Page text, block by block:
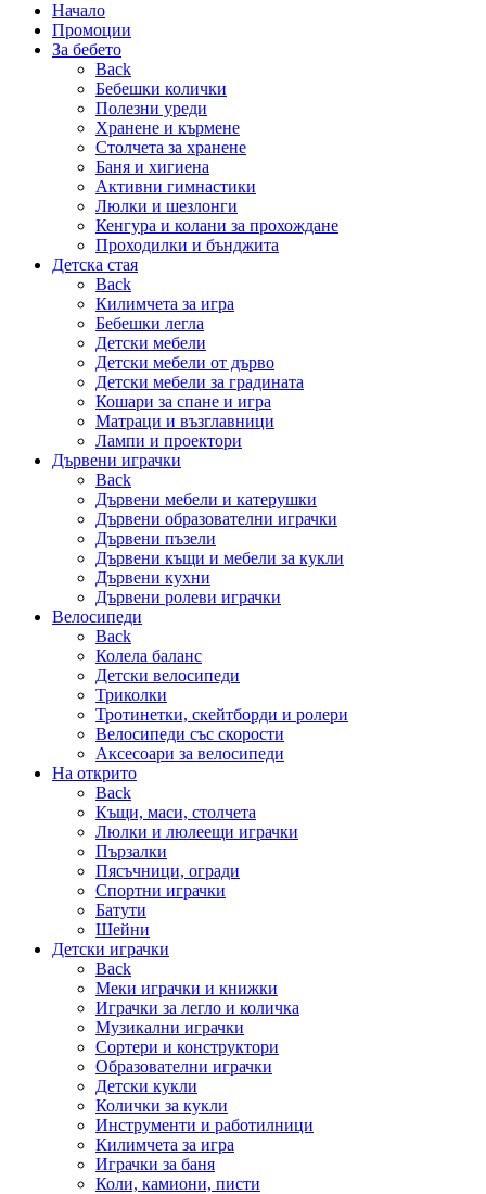
Начало
Промоции
За бебето
Back
Бебешки колички
Полезни уреди
Хранене и кърмене
Столчета за хранене
Баня и хигиена
Активни гимнастики
Люлки и шезлонги
Кенгура и колани за прохождане
Проходилки и бънджита
Детска стая
Back
Килимчета за игра
Бебешки легла
Детски мебели
Детски мебели от дърво
Детски мебели за градината
Кошари за спане и игра
Матраци и възглавници
Лампи и проектори
Дървени играчки
Back
Дървени мебели и катерушки
Дървени образователни играчки
Дървени пъзели
Дървени къщи и мебели за кукли
Дървени кухни
Дървени ролеви играчки
Велосипеди
Back
Колела баланс
Детски велосипеди
Триколки
Тротинетки, скейтборди и ролери
Велосипеди със скорости
Аксесоари за велосипеди
На открито
Back
Къщи, маси, столчета
Люлки и люлеещи играчки
Пързалки
Пясъчници, огради
Спортни играчки
Батути
Шейни
Детски играчки
Back
Меки играчки и книжки
Играчки за легло и количка
Музикални играчки
Сортери и конструктори
Образователни играчки
Детски кукли
Колички за кукли
Инструменти и работилници
Килимчета за игра
Играчки за баня
Коли, камиони, писти